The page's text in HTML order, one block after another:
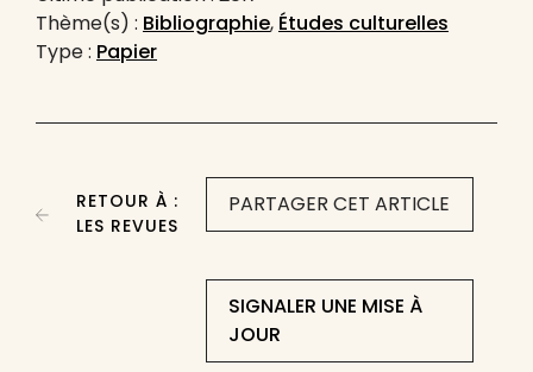
Thème(s) : Bibliographie, Études culturelles
Type : Papier
PARTAGER CET ARTICLE
SIGNALER UNE MISE À
JOUR
RETOUR À :
LES REVUES